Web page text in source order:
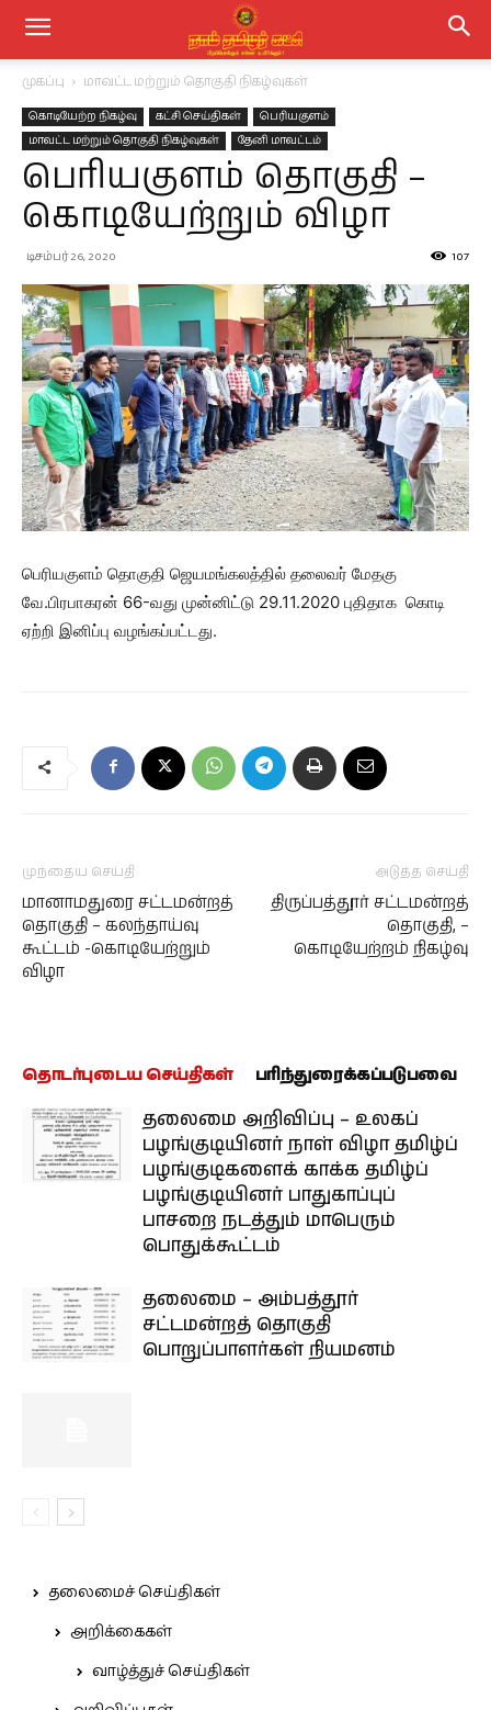
முகப்பு மாவட்ட மற்றும் தொகுதி நிகழ்வுகள்
கொடியேற்ற நிகழ்வு கட்சி செய்திகள்
பெரியகுளம்
மாவட்ட மற்றும் தொகுதி நிகழ்வுகள்
தேனி மாவட்டம்
பெரியகுளம் தொகுதி –
கொடியேற்றும் விழா
டிசம்பர் 26, 2020 107
பெரியகுளம் தொகுதி ஜெயமங்கலத்தில் தலைவர் மேதகு
வே.பிரபாகரன் 66-வது முன்னிட்டு 29.11.2020 புதிதாக கொடி
ஏற்றி இனிப்பு வழங்கப்பட்டது.
முந்தைய செய்தி
மானாமதுரை சட்டமன்றத்
தொகுதி – கலந்தாய்வு
கூட்டம் -கொடியேற்றும்
விழா
அடுத்த செய்தி
திருப்பத்தூர் சட்டமன்றத்
தொகுதி, –
கொடியேற்றம் நிகழ்வு
தொடர்புடைய செய்திகள் பரிந்துரைக்கப்படுபவை
தலைமை அறிவிப்பு – உலகப்
பழங்குடியினர் நாள் விழா தமிழ்ப்
பழங்குடிகளைக் காக்க தமிழ்ப்
பழங்குடியினர் பாதுகாப்புப்
பாசறை நடத்தும் மாபெரும்
பொதுக்கூட்டம்
தலைமை – அம்பத்தூர்
சட்டமன்றத் தொகுதி
பொறுப்பாளர்கள் நியமனம்
தலைமைச் செய்திகள்
அறிக்கைகள்
வாழ்த்துச் செய்திகள்